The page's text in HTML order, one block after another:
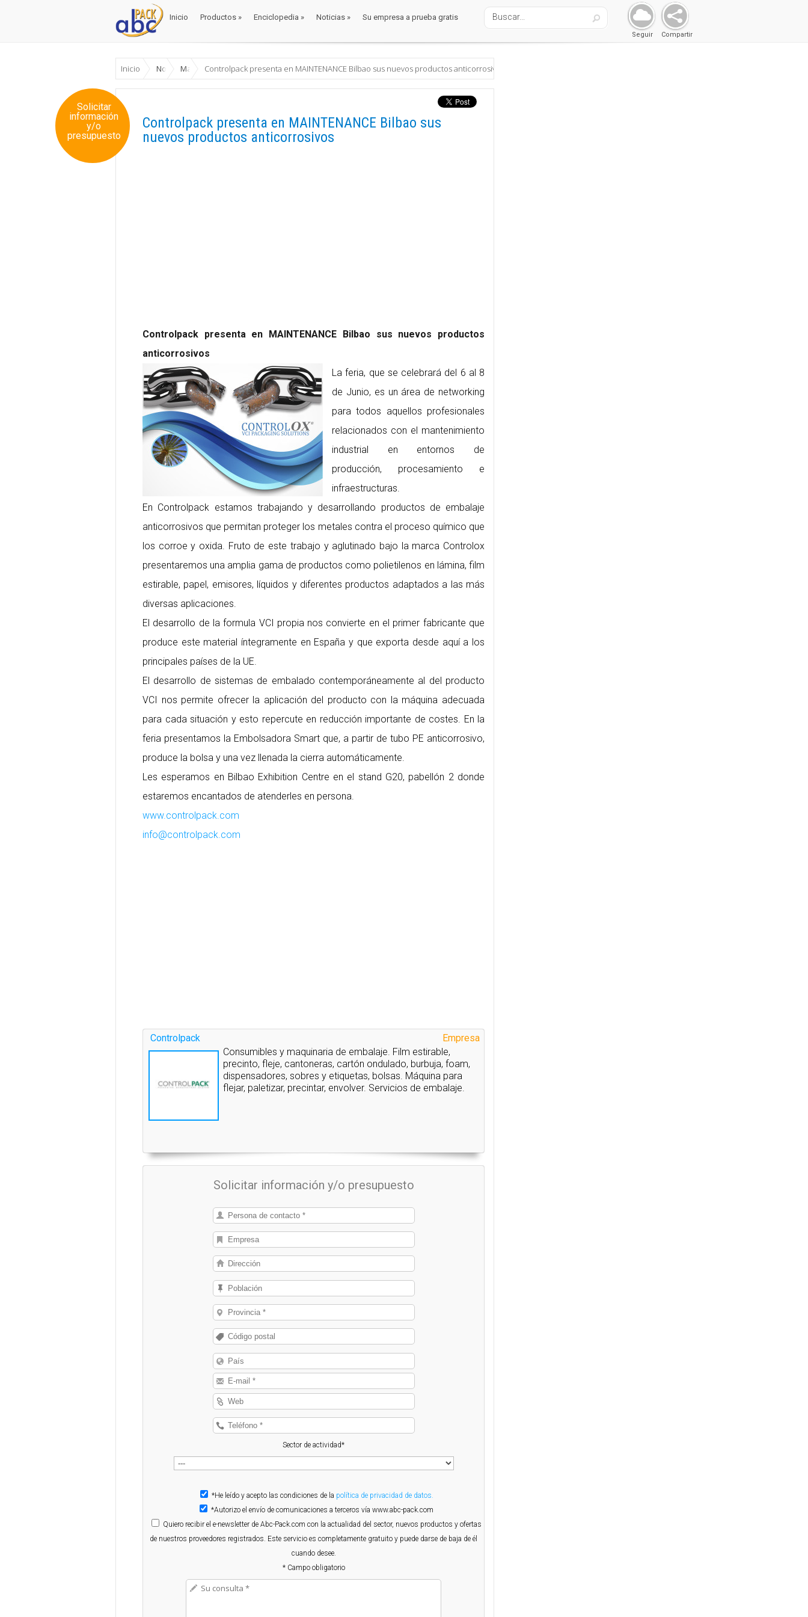
Inicio Productos » Enciclopedia » Noticias » Su empresa a prueba gratis
Compartir
Seguir
Inicio NoticiasMaterialesControlpack presenta en MAINTENANCE Bilbao sus nuevos productos anticorrosivos
Solicitar
información
y/o
presupuesto
Controlpack presenta en MAINTENANCE Bilbao sus
nuevos productos anticorrosivos
Controlpack presenta en MAINTENANCE Bilbao sus nuevos productos
anticorrosivos
La feria, que se celebrará del 6 al 8
de Junio, es un área de networking
para todos aquellos profesionales
relacionados con el mantenimiento
industrial en entornos de
producción, procesamiento e
infraestructuras.
En Controlpack estamos trabajando y desarrollando productos de embalaje
anticorrosivos que permitan proteger los metales contra el proceso químico que
los corroe y oxida. Fruto de este trabajo y aglutinado bajo la marca Controlox
presentaremos una amplia gama de productos como polietilenos en lámina, film
estirable, papel, emisores, líquidos y diferentes productos adaptados a las más
diversas aplicaciones.
El desarrollo de la formula VCI propia nos convierte en el primer fabricante que
produce este material íntegramente en España y que exporta desde aquí a los
principales países de la UE.
El desarrollo de sistemas de embalado contemporáneamente al del producto
VCI nos permite ofrecer la aplicación del producto con la máquina adecuada
para cada situación y esto repercute en reducción importante de costes. En la
feria presentamos la Embolsadora Smart que, a partir de tubo PE anticorrosivo,
produce la bolsa y una vez llenada la cierra automáticamente.
Les esperamos en Bilbao Exhibition Centre en el stand G20, pabellón 2 donde
estaremos encantados de atenderles en persona.
www.controlpack.com
info@controlpack.com
Empresa
Controlpack
Consumibles y maquinaria de embalaje. Film estirable,
precinto, fleje, cantoneras, cartón ondulado, burbuja, foam,
dispensadores, sobres y etiquetas, bolsas. Máquina para
flejar, paletizar, precintar, envolver. Servicios de embalaje.
Solicitar información y/o presupuesto
Sector de actividad*
*He leído y acepto las condiciones de la política de privacidad de datos.
*Autorizo el envío de comunicaciones a terceros vía www.abc-pack.com
Quiero recibir el e-newsletter de Abc-Pack.com con la actualidad del sector, nuevos productos y ofertas
de nuestros proveedores registrados. Este servicio es completamente gratuito y puede darse de baja de él
cuando desee.
* Campo obligatorio